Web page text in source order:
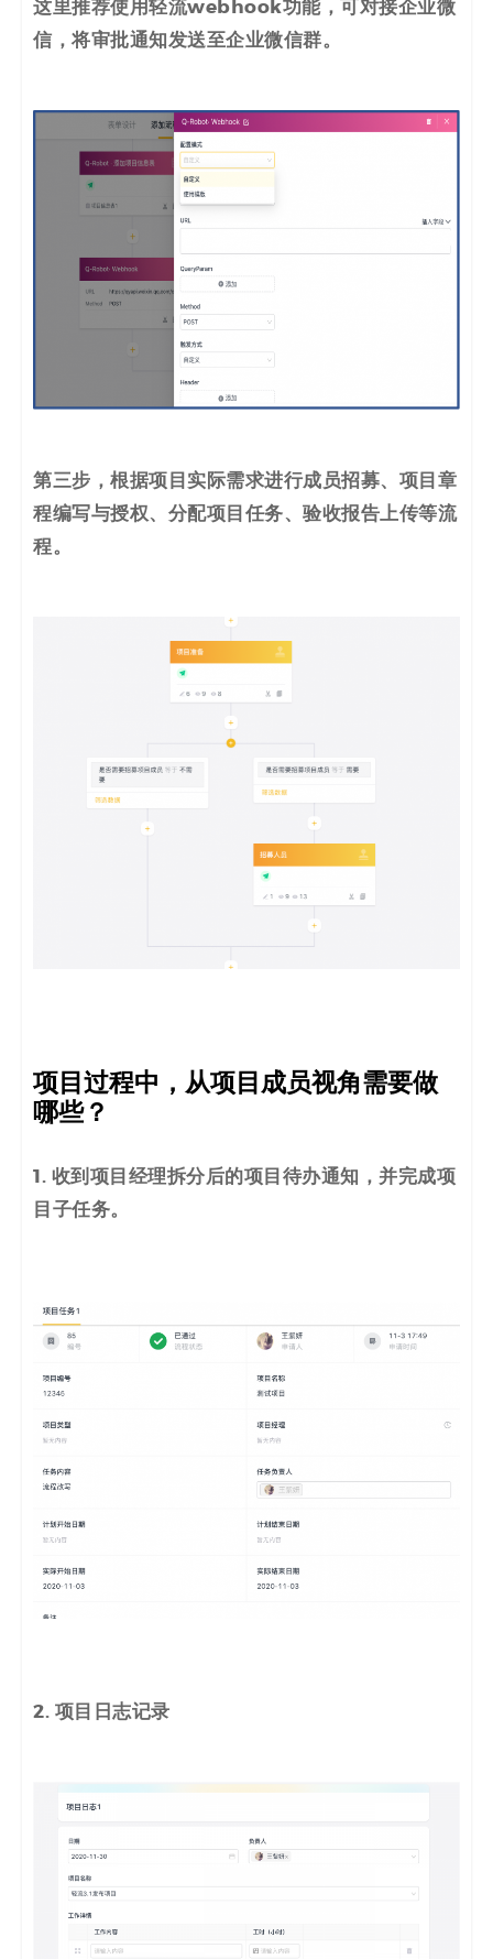
这里推荐使用轻流webhook功能，可对接企业微
信，将审批通知发送至企业微信群。
第三步，根据项目实际需求进行成员招募、项目章
程编写与授权、分配项目任务、验收报告上传等流
程。
项目过程中，从项目成员视角需要做
哪些？
1. 收到项目经理拆分后的项目待办通知，并完成项
目子任务。
2. 项目日志记录